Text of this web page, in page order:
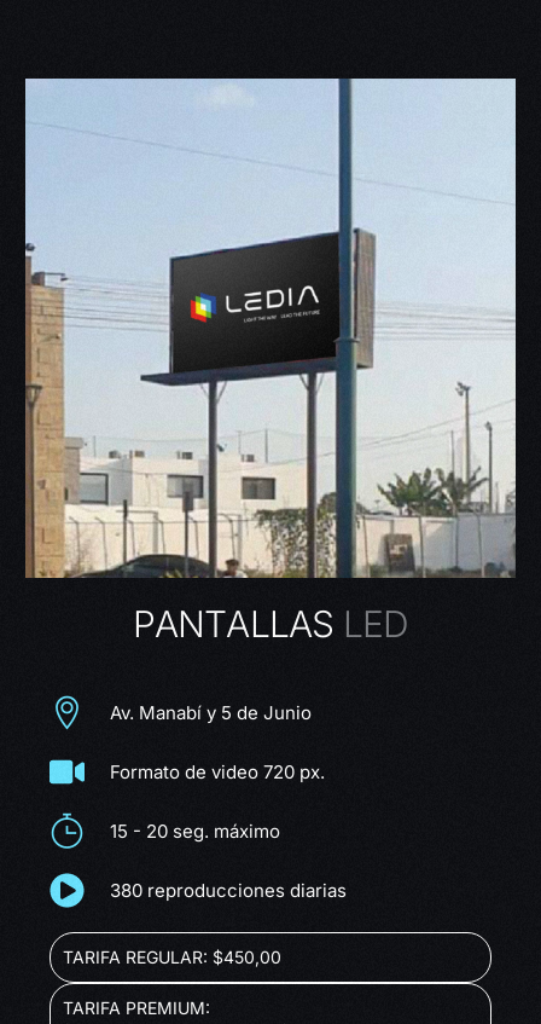
PANTALLAS LED
Av. Manabí y 5 de Junio
Formato de video 720 px.
15 - 20 seg. máximo
380 reproducciones diarias
TARIFA REGULAR: $450,00
TARIFA PREMIUM: